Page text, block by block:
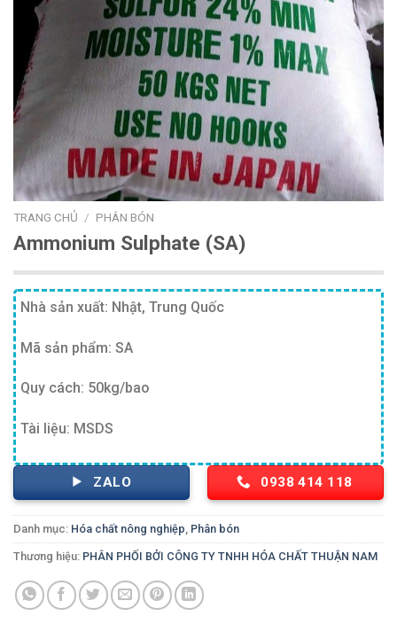
TRANG CHỦ / PHÂN BÓN
Ammonium Sulphate (SA)
Nhà sản xuất: Nhật, Trung Quốc
Mã sản phẩm: SA
Quy cách: 50kg/bao
Tài liệu: MSDS
ZALO 0938 414 118
Danh mục: Hóa chất nông nghiệp Phân bón
Thương hiệu: PHÂN PHỐI BỞI CÔNG TY TNHH HÓA CHẤT THUẬN NAM